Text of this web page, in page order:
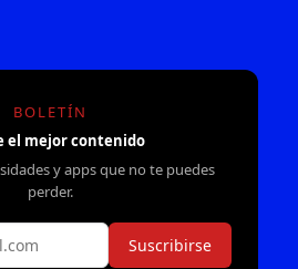
BOLETÍN
el mejor contenido
y apps que no te puedes
perder.
Suscribirse